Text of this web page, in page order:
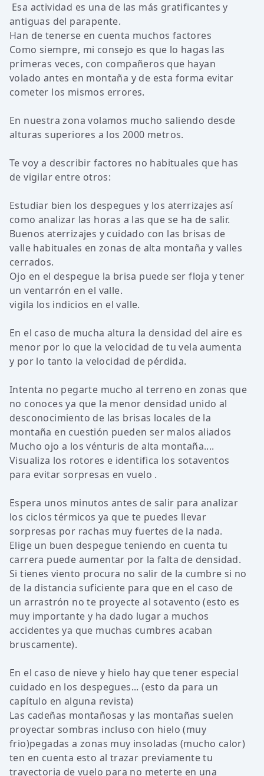
Esa actividad es una de las más gratificantes y
antiguas del parapente.
Han de tenerse en cuenta muchos factores
Como siempre, mi consejo es que lo hagas las
primeras veces, con compañeros que hayan
volado antes en montaña y de esta forma evitar
cometer los mismos errores.
En nuestra zona volamos mucho saliendo desde
alturas superiores a los 2000 metros.
Te voy a describir factores no habituales que has
de vigilar entre otros:
Estudiar bien los despegues y los aterrizajes así
como analizar las horas a las que se ha de salir.
Buenos aterrizajes y cuidado con las brisas de
valle habituales en zonas de alta montaña y valles
cerrados.
Ojo en el despegue la brisa puede ser floja y tener
un ventarrón en el valle.
vigila los indicios en el valle.
En el caso de mucha altura la densidad del aire es
menor por lo que la velocidad de tu vela aumenta
y por lo tanto la velocidad de pérdida.
Intenta no pegarte mucho al terreno en zonas que
no conoces ya que la menor densidad unido al
desconocimiento de las brisas locales de la
montaña en cuestión pueden ser malos aliados
Mucho ojo a los vénturis de alta montaña....
Visualiza los rotores e identifica los sotaventos
para evitar sorpresas en vuelo .
Espera unos minutos antes de salir para analizar
los ciclos térmicos ya que te puedes llevar
sorpresas por rachas muy fuertes de la nada.
Elige un buen despegue teniendo en cuenta tu
carrera puede aumentar por la falta de densidad.
Si tienes viento procura no salir de la cumbre si no
de la distancia suficiente para que en el caso de
un arrastrón no te proyecte al sotavento (esto es
muy importante y ha dado lugar a muchos
accidentes ya que muchas cumbres acaban
bruscamente).
En el caso de nieve y hielo hay que tener especial
cuidado en los despegues... (esto da para un
capítulo en alguna revista)
Las cadeñas montañosas y las montañas suelen
proyectar sombras incluso con hielo (muy
frio)pegadas a zonas muy insoladas (mucho calor)
ten en cuenta esto al trazar previamente tu
trayectoria de vuelo para no meterte en una